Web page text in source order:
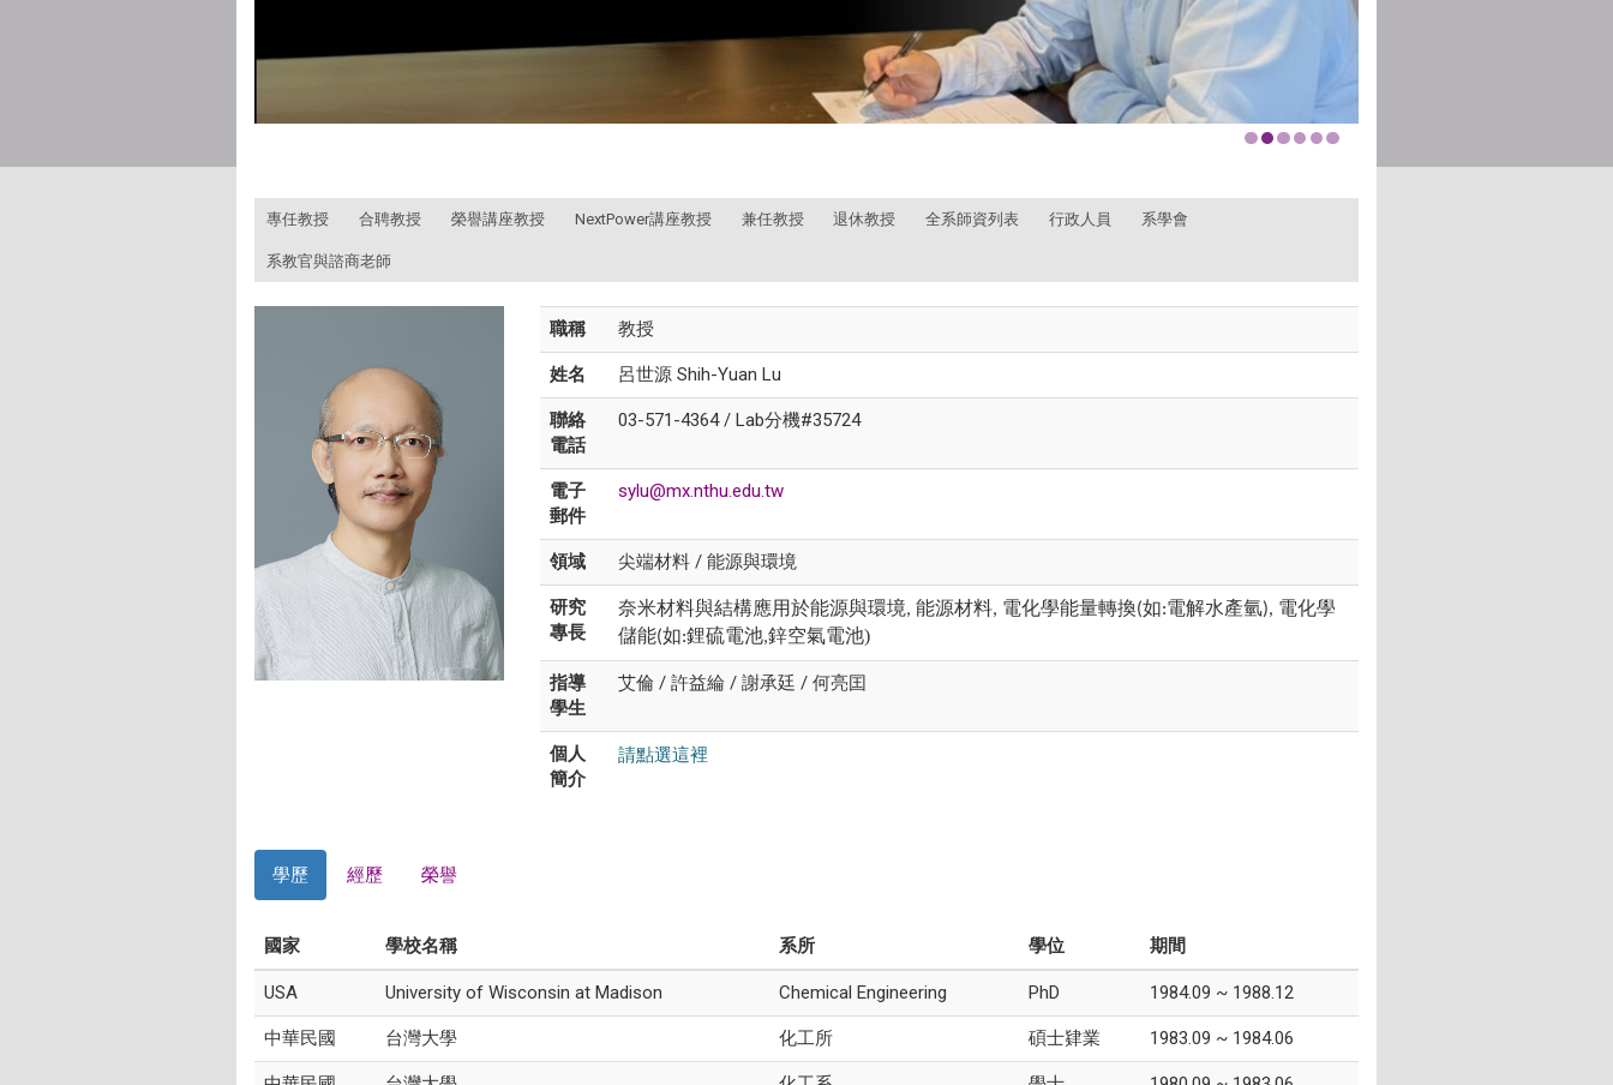
專任教授 合聘教授 榮譽講座教授 NextPower講座教授 兼任教授 退休教授 全系師資列表 行政人員 系學會
系教官與諮商老師
職稱 教授
姓名 呂世源 Shih-Yuan Lu
聯絡
電話
03-571-4364 / Lab分機#35724
電子
郵件
sylu@mx.nthu.edu.tw
領域 尖端材料 / 能源與環境
研究
專長
奈米材料與結構應用於能源與環境, 能源材料, 電化學能量轉換(如:電解水產氫), 電化學
儲能(如:鋰硫電池,鋅空氣電池)
指導
學生
艾倫 / 許益綸 / 謝承廷 / 何亮囯
個人
簡介
請點選這裡
學歷 經歷 榮譽
國家 學校名稱 系所 學位 期間
USA University of Wisconsin at Madison Chemical Engineering PhD 1984.09 ~ 1988.12
中華民國 台灣大學 化工所 碩士肄業 1983.09 ~ 1984.06